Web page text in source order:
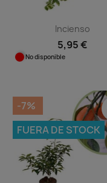
Incienso
5,95 €
No disponible
-7%
FUERA DE STOCK